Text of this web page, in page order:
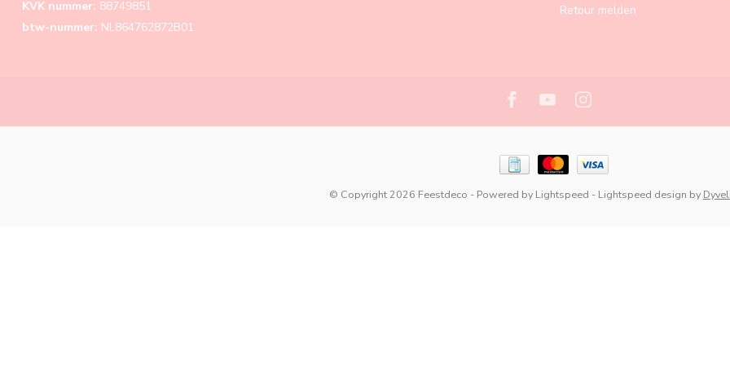
KVK nummer: 88749851
btw-nummer: NL864762872B01
Retour melden
© Copyright 2026 Feestdeco - Powered by Lightspeed - Lightspeed design by